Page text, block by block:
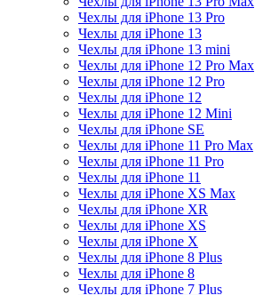
Чехлы для iPhone 13 Pro
Чехлы для iPhone 13
Чехлы для iPhone 13 mini
Чехлы для iPhone 12 Pro Max
Чехлы для iPhone 12 Pro
Чехлы для iPhone 12
Чехлы для iPhone 12 Mini
Чехлы для iPhone SE
Чехлы для iPhone 11 Pro Max
Чехлы для iPhone 11 Pro
Чехлы для iPhone 11
Чехлы для iPhone XS Max
Чехлы для iPhone XR
Чехлы для iPhone XS
Чехлы для iPhone X
Чехлы для iPhone 8 Plus
Чехлы для iPhone 8
Чехлы для iPhone 7 Plus